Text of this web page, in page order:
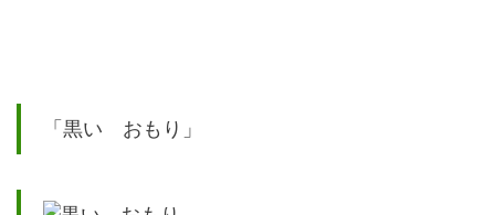
も、
様の
「黒い おもり」